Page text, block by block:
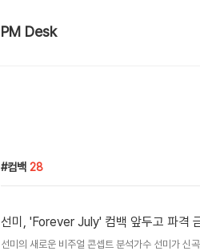
PM Desk
컴백 28
선미, 'Forever July' 컴백 앞두고 파격
선미의 새로운 비주얼 콘셉트 분석가수 선미가